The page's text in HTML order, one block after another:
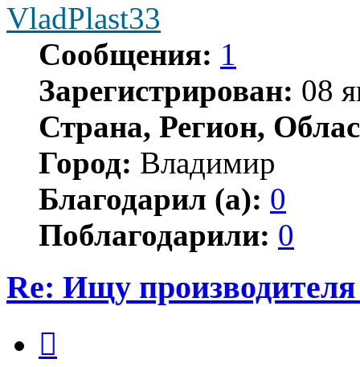
VladPlast33
Сообщения: 1
Зарегистрирован: 08
Страна, Регион,
Город: Владимир
Благодарил (а): 0
Поблагодарили: 0
Re: Ищу